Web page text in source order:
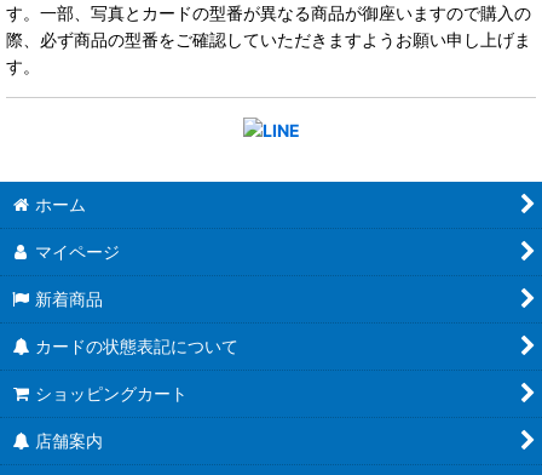
す。一部、写真とカードの型番が異なる商品が御座いますので購入の
際、必ず商品の型番をご確認していただきますようお願い申し上げま
す。
ホーム
マイページ
新着商品
カードの状態表記について
ショッピングカート
店舗案内